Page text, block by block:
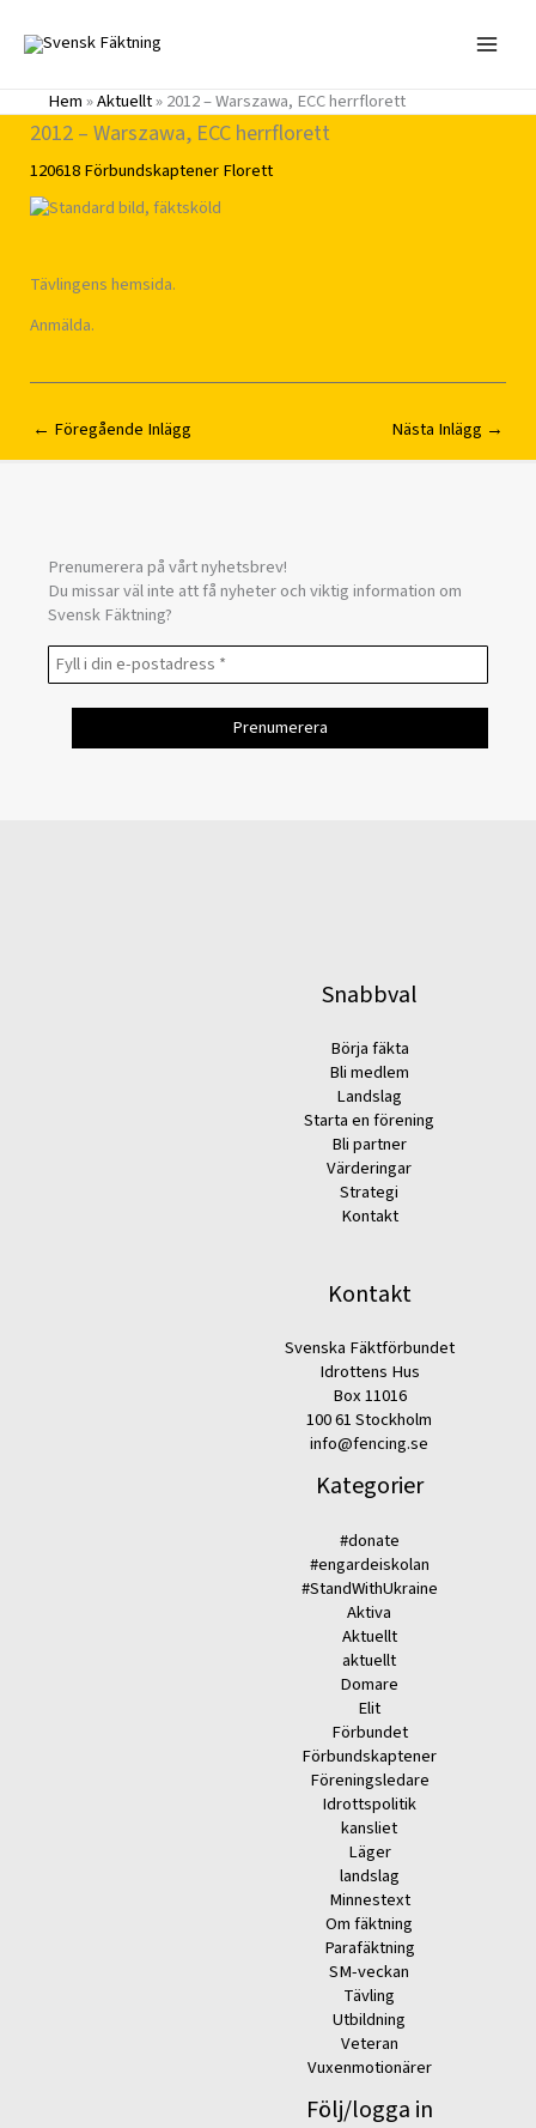
innehåll
Hem»Aktuellt»2012 – Warszawa, ECC herrflorett
2012 – Warszawa, ECC herrflorett
120618FörbundskaptenerFlorett
Tävlingens hemsida.
Anmälda.
← Föregående Inlägg Nästa Inlägg →
Prenumerera på vårt nyhetsbrev!
Du missar väl inte att få nyheter och viktig information om
Svensk Fäktning?
Snabbval
Börja fäkta
Bli medlem
Landslag
Starta en förening
Bli partner
Värderingar
Strategi
Kontakt
Kontakt
Svenska Fäktförbundet
Idrottens Hus
Box 11016
100 61 Stockholm
info@fencing.se
Kategorier
#donate
#engardeiskolan
#StandWithUkraine
Aktiva
Aktuellt
aktuellt
Domare
Elit
Förbundet
Förbundskaptener
Föreningsledare
Idrottspolitik
kansliet
Läger
landslag
Minnestext
Om fäktning
Parafäktning
SM-veckan
Tävling
Utbildning
Veteran
Vuxenmotionärer
Följ/logga in